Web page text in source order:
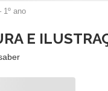
1º ano
E